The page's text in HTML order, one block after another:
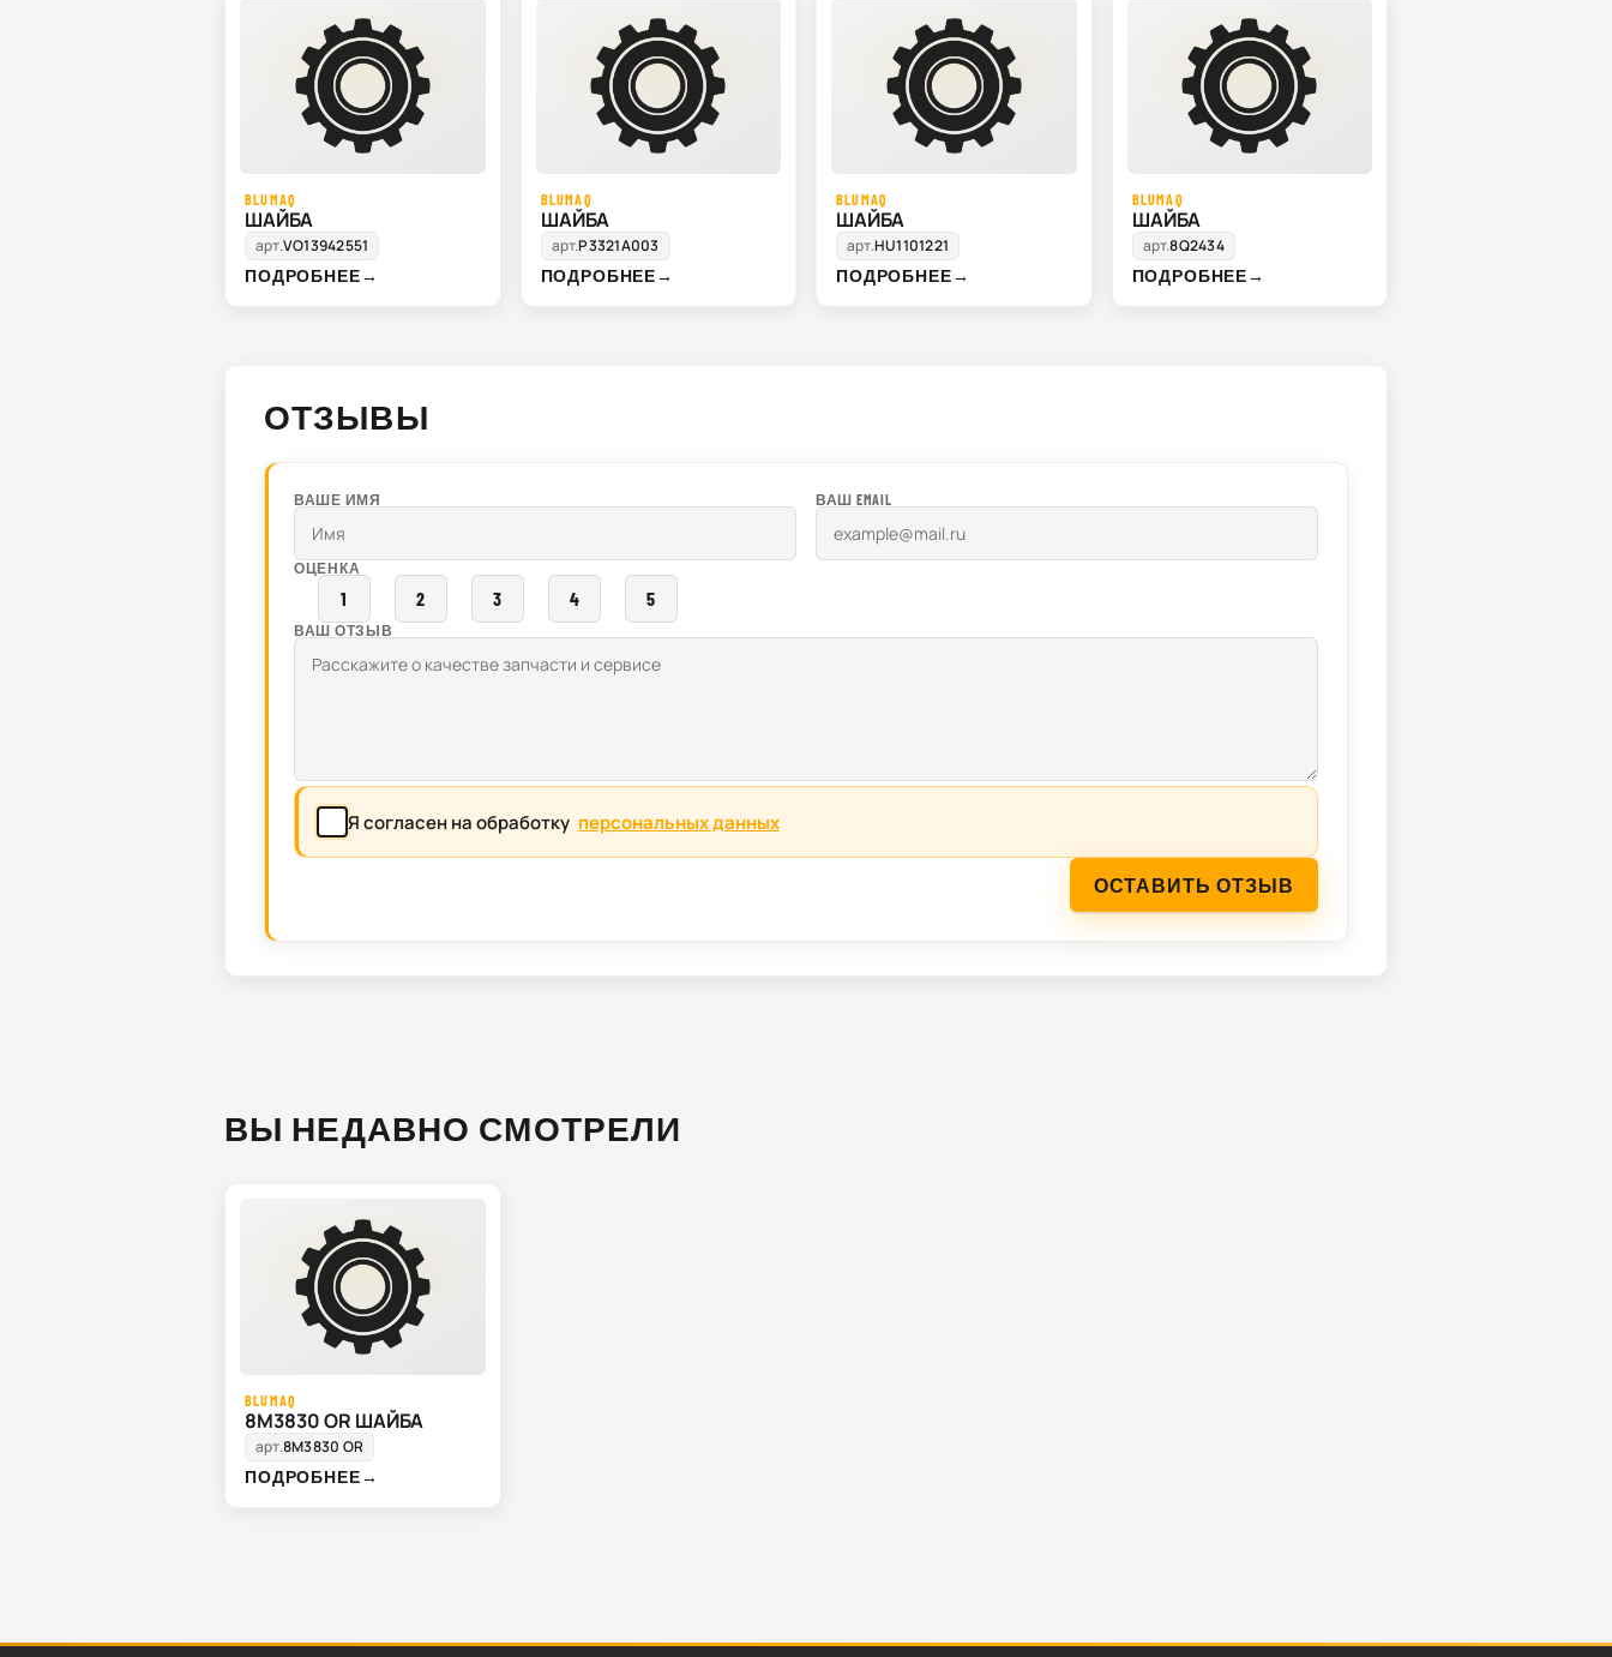
BLUMAQ
ШАЙБА
арт.VO13942551
ПОДРОБНЕЕ→
BLUMAQ
ШАЙБА
арт.P3321A003
ПОДРОБНЕЕ→
BLUMAQ
ШАЙБА
арт.HU1101221
ПОДРОБНЕЕ→
BLUMAQ
ШАЙБА
арт.8Q2434
ПОДРОБНЕЕ→
ОТЗЫВЫ
ВАШЕ ИМЯ ВАШ EMAIL
ОЦЕНКА
1 2 3 4 5
ВАШ ОТЗЫВ
Я согласен на обработку персональных данных
ОСТАВИТЬ ОТЗЫВ
ВЫ НЕДАВНО СМОТРЕЛИ
BLUMAQ
8M3830 OR ШАЙБА
арт.8M3830 OR
ПОДРОБНЕЕ→